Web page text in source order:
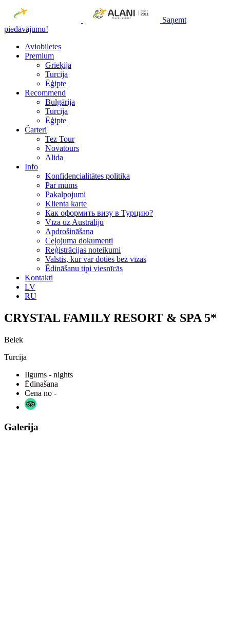
Saņemt
piedāvājumu!
Aviobiļetes
Premium
Grieķija
Turcija
Ēģipte
Recommend
Bulgārija
Turcija
Ēģipte
Čarteri
Tez Tour
Novatours
Alida
Info
Konfidencialitātes politika
Par mums
Рakalpojumi
Klienta karte
Как оформить визу в Турцию?
Vīza uz Austrāliju
Apdrošināšana
Ceļojuma dokumenti
Reģistrācijas noteikumi
Valstis, kur var doties bez vīzas
Ēdināšanu tipi viesnīcās
Kontakti
LV
RU
CRYSTAL FAMILY RESORT & SPA 5*
Belek
Turcija
Ilgums - nights
Ēdinašana
Cena no -
Galerija